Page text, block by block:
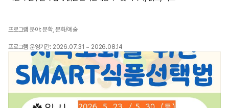
프로그램 분야: 문학, 문화/예술
프로그램 운영기간: 2026.07.31 ~ 2026.08.14